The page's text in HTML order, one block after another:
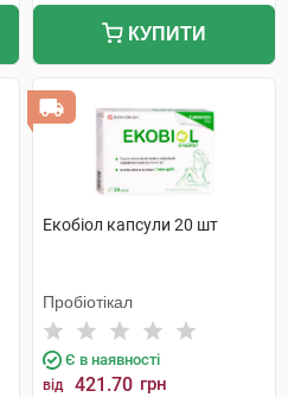
КУПИТИ
Екобіол капсули 20 шт
Пробіотікал
Є в наявності
від 421.70 грн